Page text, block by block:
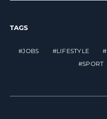
TAGS
JOBS LIFESTYLE
SPORT